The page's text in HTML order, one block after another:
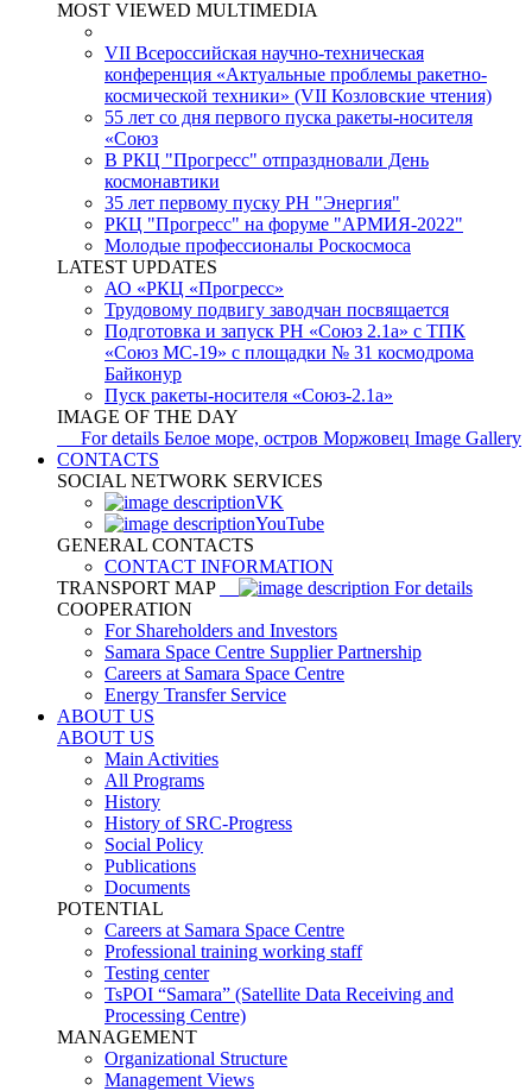
MOST VIEWED MULTIMEDIA
VII Всероссийская научно-техническая
конференция «Актуальные проблемы ракетно-
космической техники» (VII Козловские чтения)
55 лет со дня первого пуска ракеты-носителя
«Союз
В РКЦ "Прогресс" отпраздновали День
космонавтики
35 лет первому пуску РН "Энергия"
РКЦ "Прогресс" на форуме "АРМИЯ-2022"
Молодые профессионалы Роскосмоса
LATEST UPDATES
АО «РКЦ «Прогресс»
Трудовому подвигу заводчан посвящается
Подготовка и запуск РН «Союз 2.1а» с ТПК
«Союз МС-19» с площадки № 31 космодрома
Байконур
Пуск ракеты-носителя «Союз-2.1а»
IMAGE OF THE DAY
For details Белое море, остров Моржовец Image Gallery
CONTACTS
SOCIAL NETWORK SERVICES
VK
YouTube
GENERAL CONTACTS
CONTACT INFORMATION
TRANSPORT MAP
For details
COOPERATION
For Shareholders and Investors
Samara Space Centre Supplier Partnership
Careers at Samara Space Centre
Energy Transfer Service
ABOUT US
ABOUT US
Main Activities
All Programs
History
History of SRC-Progress
Social Policy
Publications
Documents
POTENTIAL
Careers at Samara Space Centre
Professional training working staff
Testing center
TsPOI “Samara” (Satellite Data Receiving and
Processing Centre)
MANAGEMENT
Organizational Structure
Management Views